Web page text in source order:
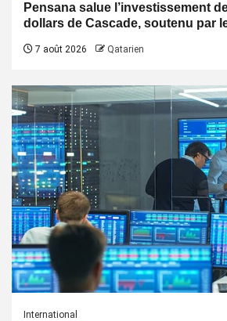
Pensana salue l’investissement
dollars de Cascade, soutenu par
7 août 2026 Qatarien
International